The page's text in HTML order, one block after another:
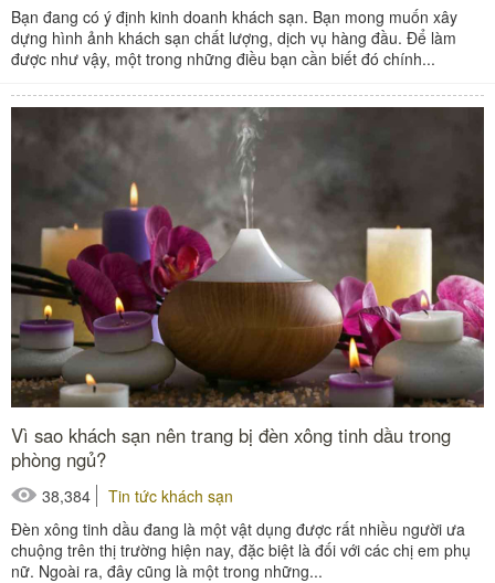
Bạn đang có ý định kinh doanh khách sạn. Bạn mong muốn xây
dựng hình ảnh khách sạn chất lượng, dịch vụ hàng đầu. Để làm
được như vậy, một trong những điều bạn cần biết đó chính...
Vì sao khách sạn nên trang bị đèn xông tinh dầu trong
phòng ngủ?
38,384
Tin tức khách sạn
Đèn xông tinh dầu đang là một vật dụng được rất nhiều người ưa
chuộng trên thị trường hiện nay, đặc biệt là đối với các chị em phụ
nữ. Ngoài ra, đây cũng là một trong những...